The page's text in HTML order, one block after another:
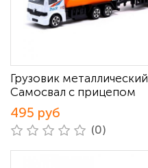
Грузовик металлический
Самосвал с прицепом
495 руб
(0)